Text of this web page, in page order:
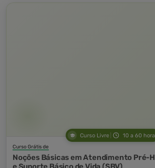
Curso Livre 10 a 60
Curso Grátis de
Noções Básicas em Atendimento Pré-